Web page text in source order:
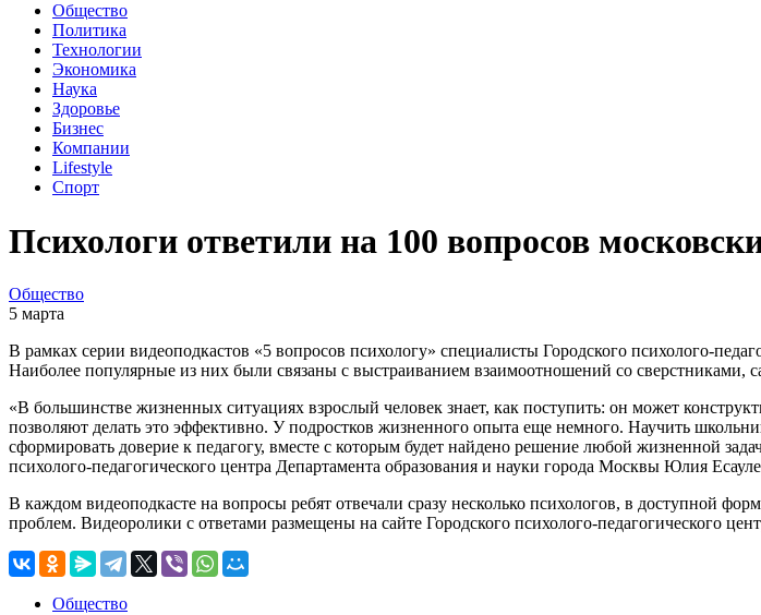
Общество
Политика
Технологии
Экономика
Наука
Здоровье
Бизнес
Компании
Lifestyle
Спорт
Психологи ответили на 100 вопросов
Общество
5 марта
В рамках серии видеоподкастов «5 вопросов психологу» специалисты Городского психолого-
Наиболее популярные из них были связаны с выстраиванием взаимоотношений со сверстниками,
«В большинстве жизненных ситуациях взрослый человек знает, как поступить: он может
позволяют делать это эффективно. У подростков жизненного опыта еще немного. Научить
сформировать доверие к педагогу, вместе с которым будет найдено решение любой жизненной
психолого-педагогического центра Департамента образования и науки города Москвы Юлия
В каждом видеоподкасте на вопросы ребят отвечали сразу несколько психологов, в доступной
проблем. Видеоролики с ответами размещены на сайте Городского психолого-педагогического
Общество